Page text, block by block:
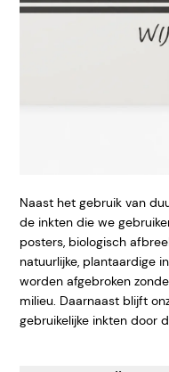
Naast het gebruik van
de inkten die we
posters, biologisch
natuurlijke, plantaardige
worden afgebroken
milieu. Daarnaast blijft
gebruikelijke inkten door